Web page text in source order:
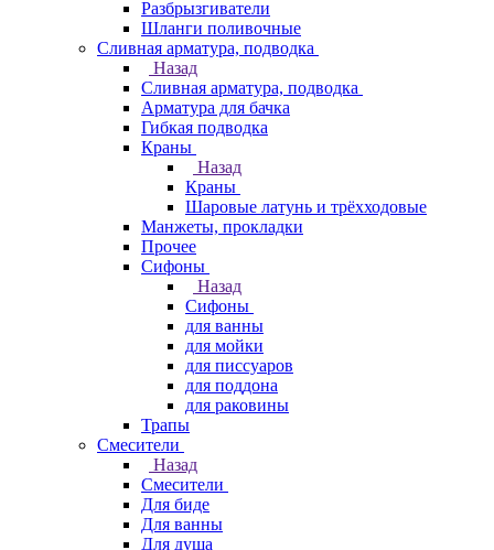
Разбрызгиватели
Шланги поливочные
Сливная арматура, подводка
Назад
Сливная арматура, подводка
Арматура для бачка
Гибкая подводка
Краны
Назад
Краны
Шаровые латунь и трёхходовые
Манжеты, прокладки
Прочее
Сифоны
Назад
Сифоны
для ванны
для мойки
для писсуаров
для поддона
для раковины
Трапы
Смесители
Назад
Смесители
Для биде
Для ванны
Для душа